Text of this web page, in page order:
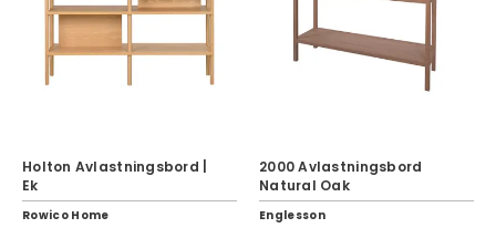
Holton Avlastningsbord |
Ek
Rowico Home
2000 Avlastningsbord
Natural Oak
Englesson